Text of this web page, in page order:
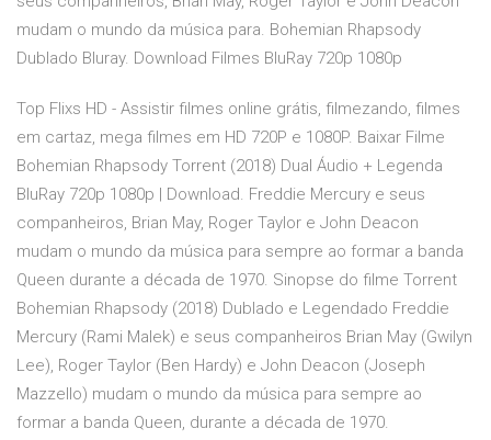
mudam o mundo da música para. Bohemian Rhapsody
Dublado Bluray. Download Filmes BluRay 720p 1080p
Top Flixs HD - Assistir filmes online grátis, filmezando, filmes
em cartaz, mega filmes em HD 720P e 1080P. Baixar Filme
Bohemian Rhapsody Torrent (2018) Dual Áudio + Legenda
BluRay 720p 1080p | Download. Freddie Mercury e seus
companheiros, Brian May, Roger Taylor e John Deacon
mudam o mundo da música para sempre ao formar a banda
Queen durante a década de 1970. Sinopse do filme Torrent
Bohemian Rhapsody (2018) Dublado e Legendado Freddie
Mercury (Rami Malek) e seus companheiros Brian May (Gwilyn
Lee), Roger Taylor (Ben Hardy) e John Deacon (Joseph
Mazzello) mudam o mundo da música para sempre ao
formar a banda Queen, durante a década de 1970.